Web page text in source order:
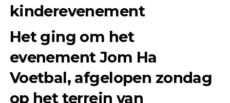
kinderevenement
Het ging om het
evenement Jom Ha
Voetbal, afgelopen zondag
op het terrein van